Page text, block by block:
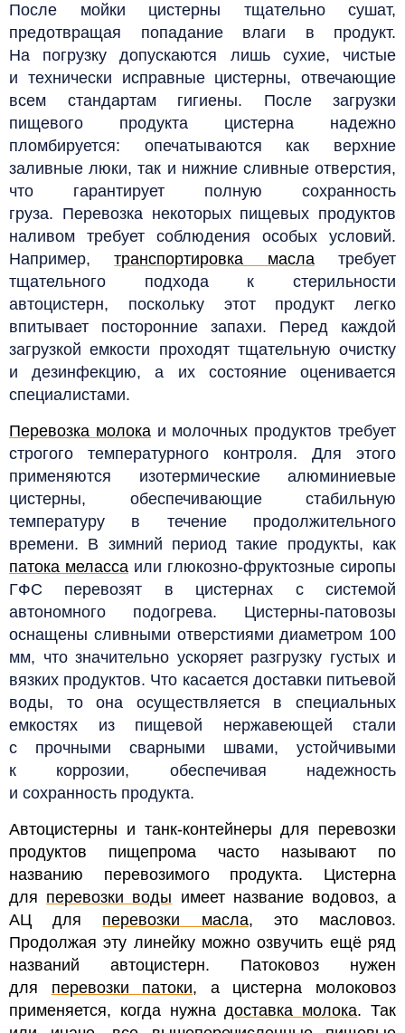
После мойки цистерны тщательно сушат,
предотвращая попадание влаги в продукт.
На погрузку допускаются лишь сухие, чистые
и технически исправные цистерны, отвечающие
всем стандартам гигиены. После загрузки
пищевого продукта цистерна надежно
пломбируется: опечатываются как верхние
заливные люки, так и нижние сливные отверстия,
что гарантирует полную сохранность
груза. Перевозка некоторых пищевых продуктов
наливом требует соблюдения особых условий.
Например,транспортировка маслатребует
тщательного подхода к стерильности
автоцистерн, поскольку этот продукт легко
впитывает посторонние запахи. Перед каждой
загрузкой емкости проходят тщательную очистку
и дезинфекцию, а их состояние оценивается
специалистами.
Перевозка молокаи молочных продуктов требует
строгого температурного контроля. Для этого
применяются изотермические алюминиевые
цистерны, обеспечивающие стабильную
температуру в течение продолжительного
времени. В зимний период такие продукты, как
патока меласса или глюкозно-фруктозные сиропы
ГФС перевозят в цистернах с системой
автономного подогрева. Цистерны-патовозы
оснащены сливными отверстиями диаметром 100
мм, что значительно ускоряет разгрузку густых и
вязких продуктов. Что касается доставки питьевой
воды, то она осуществляется в специальных
емкостях из пищевой нержавеющей стали
с прочными сварными швами, устойчивыми
к коррозии, обеспечивая надежность
и сохранность продукта.
Автоцистерны и танк-контейнеры для перевозки
продуктов пищепрома часто называют по
названию перевозимого продукта. Цистерна
для перевозки воды имеет название водовоз, а
АЦ для перевозки масла, это масловоз.
Продолжая эту линейку можно озвучить ещё ряд
названий автоцистерн. Патоковоз нужен
для перевозки патоки, а цистерна молоковоз
применяется, когда нужнадоставка молока. Так